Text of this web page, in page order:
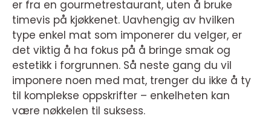
er fra en gourmetrestaurant, uten å bruke
timevis på kjøkkenet. Uavhengig av hvilken
type enkel mat som imponerer du velger, er
det viktig å ha fokus på å bringe smak og
estetikk i forgrunnen. Så neste gang du vil
imponere noen med mat, trenger du ikke å ty
til komplekse oppskrifter – enkelheten kan
være nøkkelen til suksess.